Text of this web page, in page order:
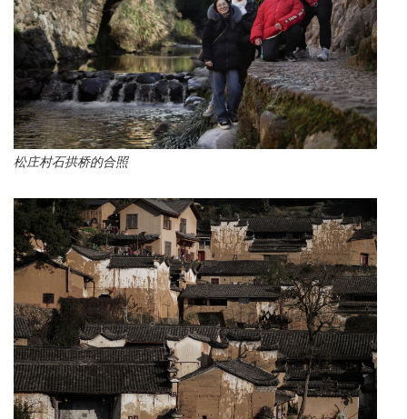
松庄村石拱桥的合照